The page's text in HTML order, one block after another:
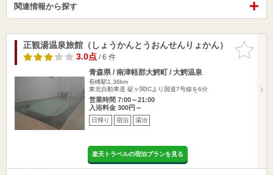
関連情報から探す
お気に入
りに追加
正観湯温泉旅館（しょうかんとうおんせんりょかん）
3.0点/ 6 件
青森県 / 南津軽郡大鰐町 / 大鰐温泉
長峰駅1.36km
東北自動車道 碇ヶ関ICより国道7号線を6分
営業時間 7:00～21:00
入浴料金 300円～
日帰り 宿泊 湯治
楽天トラベルの宿泊プランを見る